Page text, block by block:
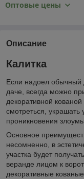
Оптовые цены
Описание
Калитка
Если надоел обычный
даче, всегда можно
декоративной
смотреться,
проникновения
Основное
несомненно, в
участка будет
веранде лицом к
декоративные